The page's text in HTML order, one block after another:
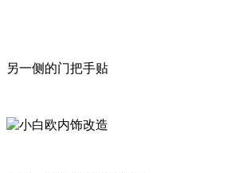
另一侧的门把手贴